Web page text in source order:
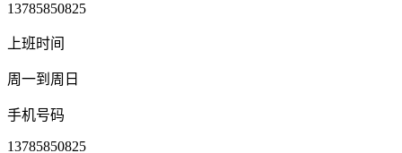
13785850825
上班时间
周一到周日
手机号码
13785850825